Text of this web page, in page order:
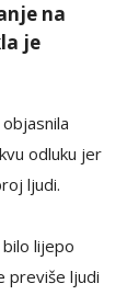
na
je
odluku jer
ljudi.
lijepo
previše ljudi